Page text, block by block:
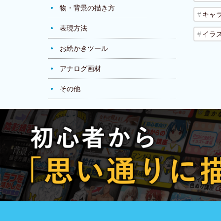
物・背景の描き方
表現方法
お絵かきツール
アナログ画材
その他
キャ
イラ